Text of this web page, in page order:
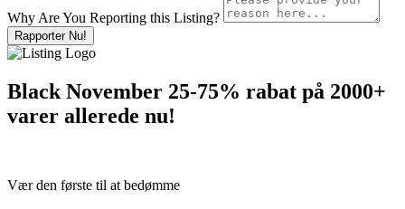
Why Are You Reporting this Listing?
Rapporter Nu!
Black November 25-75% rabat på 2000+
varer allerede nu!
Vær den første til at bedømme